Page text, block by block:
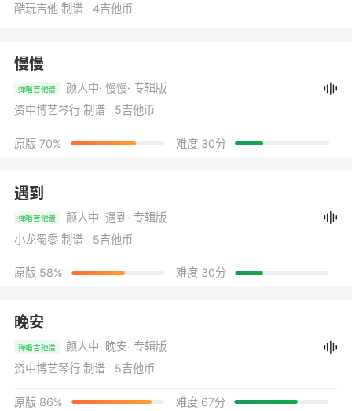
酷玩吉他 制谱 4吉他币
慢慢
弹唱吉他谱 颜人中· 慢慢· 专辑版
资中博艺琴行 制谱 5吉他币
原版 70% 难度 30分
遇到
弹唱吉他谱 颜人中· 遇到 · 专辑版
小龙蜀黍 制谱 5吉他币
原版 58% 难度 30分
晚安
弹唱吉他谱 颜人中· 晚安· 专辑版
资中博艺琴行 制谱 5吉他币
原版 86% 难度 67分